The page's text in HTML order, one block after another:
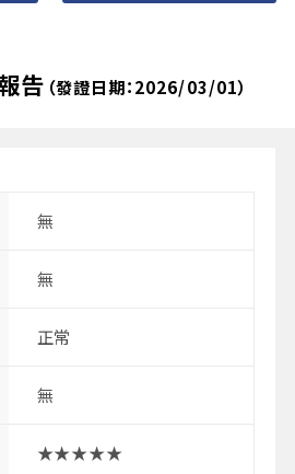
告 （發證日期：2026/03/01）
無
無
正常
無
★★★★★